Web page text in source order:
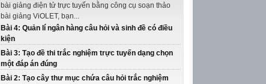
bài giảng điện tử trực tuyến bằng công cụ soạn thảo
bài giảng ViOLET, bạn...
Bài 4: Quản lí ngân hàng câu hỏi và sinh đề có điều
kiện
Bài 3: Tạo đề thi trắc nghiệm trực tuyến dạng chọn
một đáp án đúng
Bài 2: Tạo cây thư mục chứa câu hỏi trắc nghiệm